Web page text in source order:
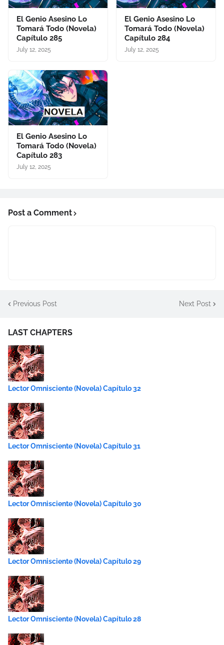
El Genio Asesino Lo
Tomará Todo (Novela)
Capítulo 285
July 12, 2025
El Genio Asesino Lo
Tomará Todo (Novela)
Capítulo 284
July 12, 2025
El Genio Asesino Lo
Tomará Todo (Novela)
Capítulo 283
July 12, 2025
Post a Comment
Previous Post Next Post
LAST CHAPTERS
Lector Omnisciente (Novela) Capítulo 32
Lector Omnisciente (Novela) Capítulo 31
Lector Omnisciente (Novela) Capítulo 30
Lector Omnisciente (Novela) Capítulo 29
Lector Omnisciente (Novela) Capítulo 28